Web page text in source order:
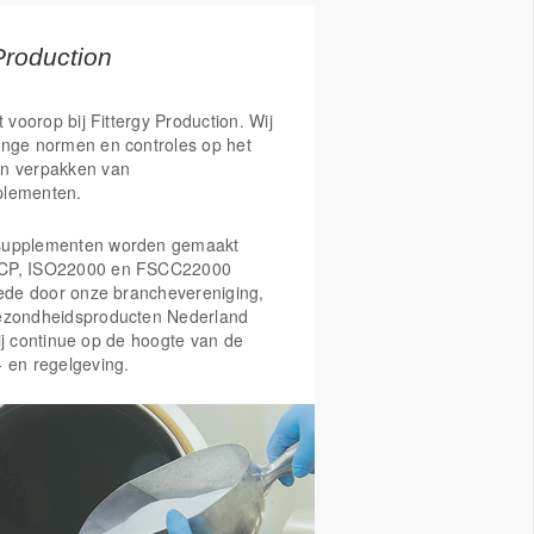
Daarnaast draagt deze vitamine
de leerprestaties, het geheugen en
vitamine B12 de opbouw van
op die manier bij aan een
voorop bij Fittergy Production. Wij
normen en controles op het
verpakken van
worden gemaakt
ISO22000 en FSCC22000
door onze branchevereniging,
Nederland
continue op de hoogte van de
en regelgeving.